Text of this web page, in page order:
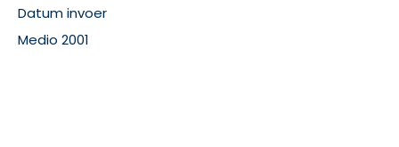
Datum invoer
Medio 2001